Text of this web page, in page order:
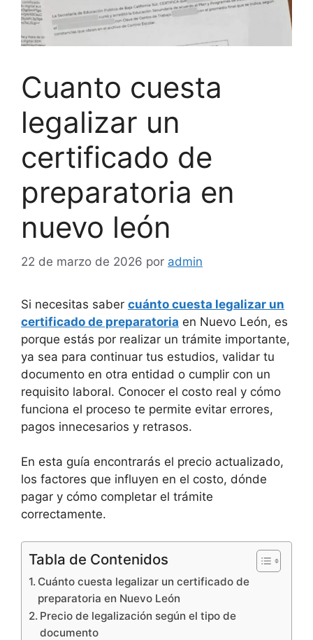
Cuanto cuesta
legalizar un
certificado de
preparatoria en
nuevo león
22 de marzo de 2026 por admin
Si necesitas saber cuánto cuesta legalizar un
certificado de preparatoria en Nuevo León, es
porque estás por realizar un trámite importante,
ya sea para continuar tus estudios, validar tu
documento en otra entidad o cumplir con un
requisito laboral. Conocer el costo real y cómo
funciona el proceso te permite evitar errores,
pagos innecesarios y retrasos.
En esta guía encontrarás el precio actualizado,
los factores que influyen en el costo, dónde
pagar y cómo completar el trámite
correctamente.
Tabla de Contenidos
Cuánto cuesta legalizar un certificado de
preparatoria en Nuevo León
Precio de legalización según el tipo de
documento